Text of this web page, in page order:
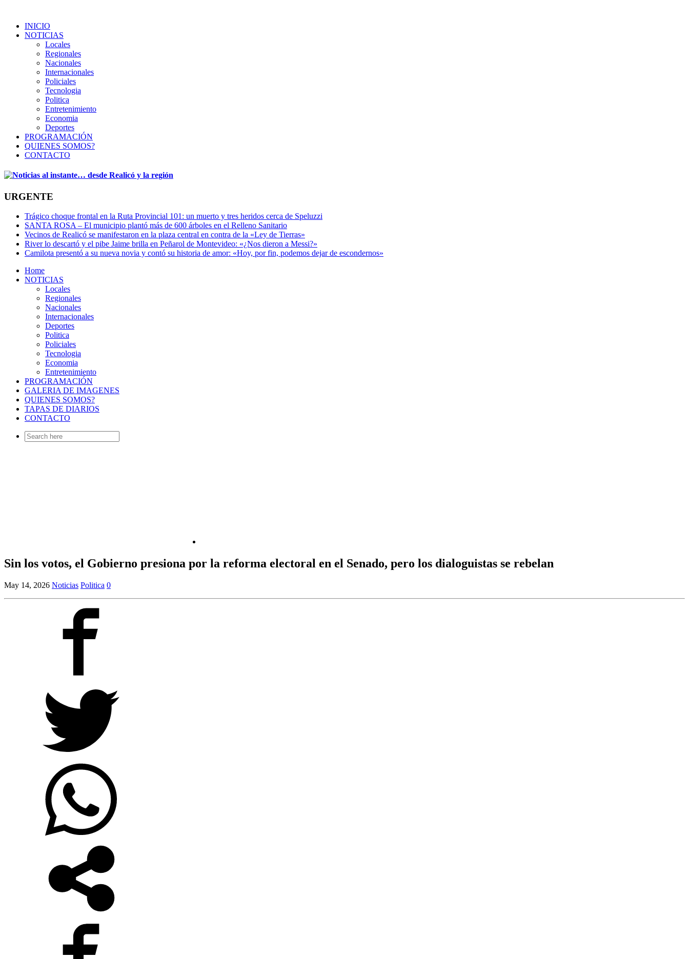
INICIO
NOTICIAS
Locales
Regionales
Nacionales
Internacionales
Policiales
Tecnologia
Politica
Entretenimiento
Economia
Deportes
PROGRAMACIÓN
QUIENES SOMOS?
CONTACTO
URGENTE
Trágico choque frontal en la Ruta Provincial 101: un muerto y tres heridos cerca de Speluzzi
SANTA ROSA – El municipio plantó más de 600 árboles en el Relleno Sanitario
Vecinos de Realicó se manifestaron en la plaza central en contra de la «Ley de Tierras»
River lo descartó y el pibe Jaime brilla en Peñarol de Montevideo: «¿Nos dieron a Messi?»
Camilota presentó a su nueva novia y contó su historia de amor: «Hoy, por fin, podemos dejar de escondernos»
Home
NOTICIAS
Locales
Regionales
Nacionales
Internacionales
Deportes
Politica
Policiales
Tecnologia
Economia
Entretenimiento
PROGRAMACIÓN
GALERIA DE IMAGENES
QUIENES SOMOS?
TAPAS DE DIARIOS
CONTACTO
Search
for:
Sin los votos, el Gobierno presiona por la reforma electoral en el Senado, pero los dialoguistas se rebelan
May 14, 2026 Noticias Politica 0